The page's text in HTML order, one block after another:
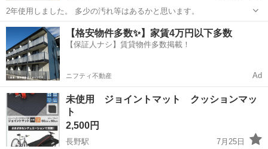
2年使用しました。 多少の汚れ等はあるかと思います。
長野 長野市 長野駅 カーペット/マット/ラグ
【格安物件多数✨】家賃4万円以下多数
【保証人ナシ】賃貸物件多数掲載！
ニフティ不動産 Ad
未使用 ジョイントマット クッションマッ
ト
2,500円
長野駅
7月25日